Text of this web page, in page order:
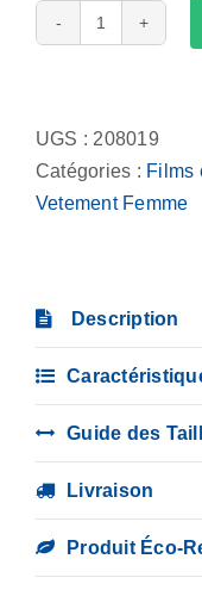
quantité
Shirt
Femme
-
gum
UGS : 208019
Catégories : Films
Vetement Femme
Description
Guide des
Livraison
Produit Éco-